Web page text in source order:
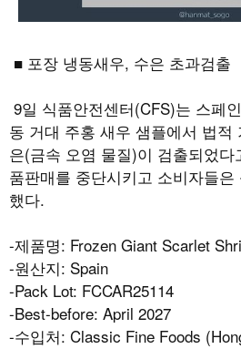
■ 포장 냉동새우, 수은 초과검출
9일 식품안전센터(CFS)는 스페
동 거대 주홍 새우 샘플에서 법적
은(금속 오염 물질)이 검출되었다
품판매를 중단시키고 소비자들
했다.
-제품명: Frozen Giant Scarlet
-원산지: Spain
-Pack Lot: FCCAR25114
-Best-before: April 2027
-수입처: Classic Fine Foods